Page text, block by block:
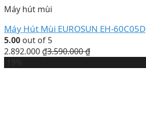
Máy hút mùi
Máy Hút Mùi EUROSUN EH-60C05D
5.00 out of 5
2.892.000 ₫3.590.000₫